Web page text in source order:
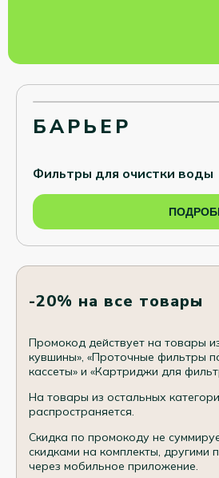
БАРЬЕР
Фильтры для очистки воды
-20% на все товары
Промокод действует на товары
кувшины», «Проточные фильтры
кассеты» и «Картриджи для
На товары из остальных
распространяется.
Скидка по промокоду не
скидками на комплекты, другими
через мобильное приложение.